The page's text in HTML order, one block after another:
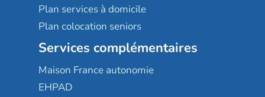
Plan services à domicile
Plan colocation seniors
Services complémentaires
Maison France autonomie
EHPAD